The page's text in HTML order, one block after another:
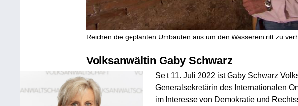
Reichen die geplanten Umbauten aus um den Wassereintritt zu
Volksanwältin Gaby Schwarz
Seit 11. Juli 2022 ist Gaby Schwarz
Generalsekretärin des Internationalen
im Interesse von Demokratie und